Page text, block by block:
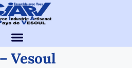
Vesoul